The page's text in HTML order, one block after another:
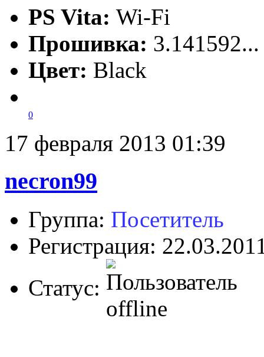
PS Vita: Wi-Fi
Прошивка:
Цвет: Black
0
17 февраля 2013 01:39
necron99
Группа: Посетитель
Регистрация:
Статус: